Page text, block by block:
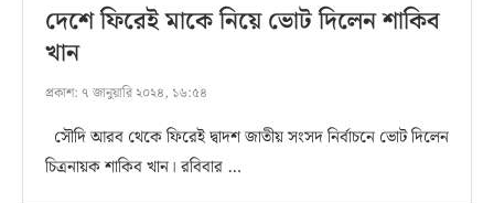
দেশে ফিরেই মাকে নিয়ে ভোট দিলেন শাকিব
খান
প্রকাশ: ৭ জানুয়ারি ২০২৪, ১৬:৫৪
সৌদি আরব থেকে ফিরেই দ্বাদশ জাতীয় সংসদ নির্বাচনে ভোট দিলেন
চিত্রনায়ক শাকিব খান। রবিবার …